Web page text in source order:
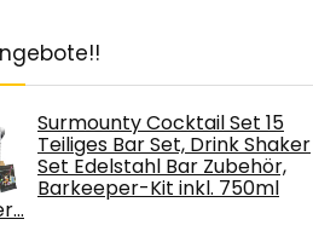
Surmounty Cocktail Set 15
Teiliges Bar Set, Drink Shaker
Set Edelstahl Bar Zubehör,
Barkeeper-Kit inkl. 750ml